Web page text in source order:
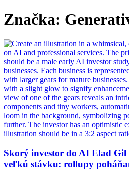
Značka:
Skorý investor do AI Elad Gil
veľkú stávku: rollupy